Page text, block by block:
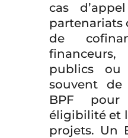
cas
partenariats
de
publics ou
souvent de
BPF pour
éligibilité et
projets. Un